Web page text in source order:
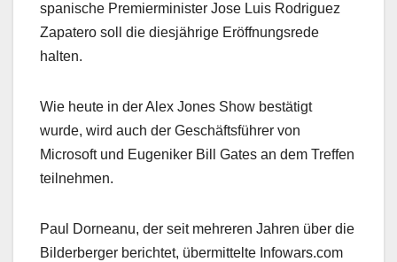
spanische Premierminister Jose Luis Rodriguez
Zapatero soll die diesjährige Eröffnungsrede
halten.
Wie heute in der Alex Jones Show bestätigt
wurde, wird auch der Geschäftsführer von
Microsoft und Eugeniker Bill Gates an dem Treffen
teilnehmen.
Paul Dorneanu, der seit mehreren Jahren über die
Bilderberger berichtet, übermittelte Infowars.com